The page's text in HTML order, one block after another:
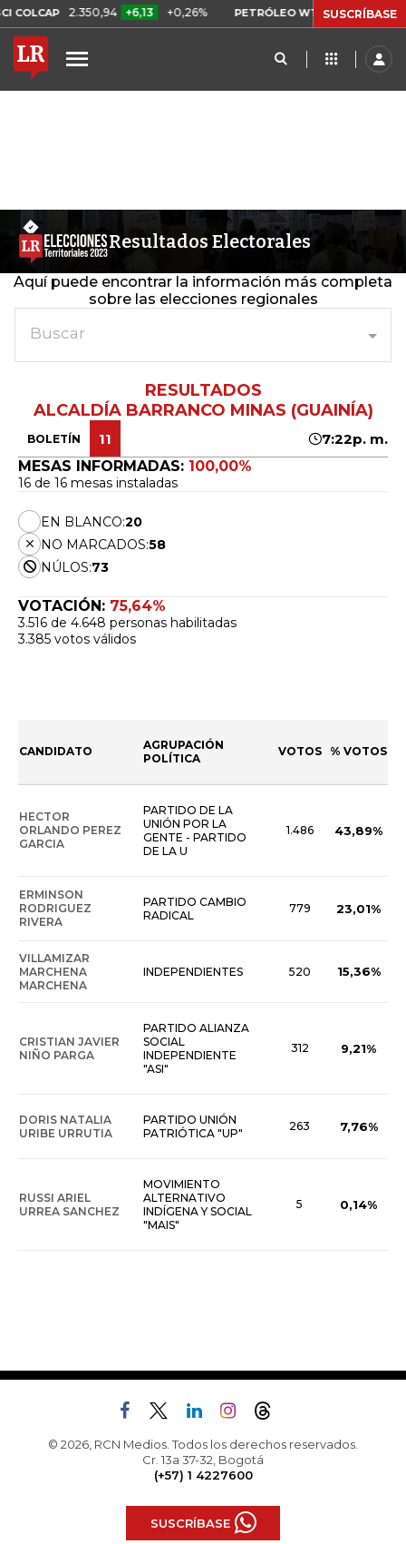
2.350,94 +6,13 +0,26% PETRÓLEO WTI US$ 78,01 US$
SUSCRÍBASE
Resultados Electorales
Aquí puede encontrar la información más completa
sobre las elecciones regionales
Buscar
RESULTADOS
ALCALDÍA BARRANCO MINAS (GUAINÍA)
BOLETÍN 11
7:22p. m.
MESAS INFORMADAS: 100,00%
16 de 16 mesas instaladas
EN BLANCO:20
NO MARCADOS:58
NÚLOS:73
VOTACIÓN: 75,64%
3.516 de 4.648 personas habilitadas
3.385 votos válidos
CANDIDATO
AGRUPACIÓN
POLÍTICA
VOTOS % VOTOS
HECTOR
ORLANDO PEREZ
GARCIA
PARTIDO DE LA
UNIÓN POR LA
GENTE - PARTIDO
DE LA U
1.486 43,89%
ERMINSON
RODRIGUEZ
RIVERA
PARTIDO CAMBIO
RADICAL
779 23,01%
VILLAMIZAR
MARCHENA
MARCHENA
INDEPENDIENTES 520 15,36%
CRISTIAN JAVIER
NIÑO PARGA
PARTIDO ALIANZA
SOCIAL
INDEPENDIENTE
"ASI"
312 9,21%
DORIS NATALIA
URIBE URRUTIA
PARTIDO UNIÓN
PATRIÓTICA "UP"
263 7,76%
RUSSI ARIEL
URREA SANCHEZ
MOVIMIENTO
ALTERNATIVO
INDÍGENA Y SOCIAL
"MAIS"
5 0,14%
© 2026, RCN Medios. Todos los derechos reservados.
Cr. 13a 37-32, Bogotá
(+57) 1 4227600
SUSCRÍBASE